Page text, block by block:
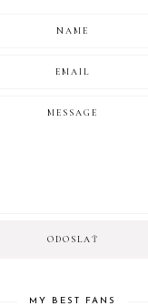
MY BEST FANS